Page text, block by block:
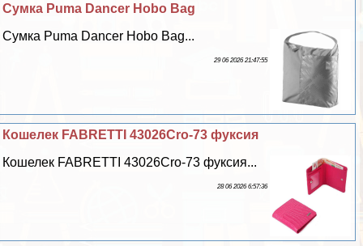
Сумка Puma Dancer Hobo Bag
Сумка Puma Dancer Hobo Bag...
29 06 2026 21:47:55
Кошелек FABRETTI 43026Cro-73 фуксия
Кошелек FABRETTI 43026Cro-73 фуксия...
28 06 2026 6:57:36